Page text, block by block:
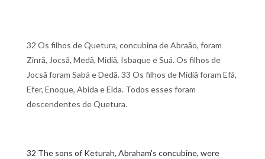
32 Os filhos de Quetura, concubina de Abraão, foram
Zinrã, Jocsã, Medã, Midiã, Isbaque e Suá. Os filhos de
Jocsã foram Sabá e Dedã. 33 Os filhos de Midiã foram Efá,
Efer, Enoque, Abida e Elda. Todos esses foram
descendentes de Quetura.
32 The sons of Keturah, Abraham's concubine, were